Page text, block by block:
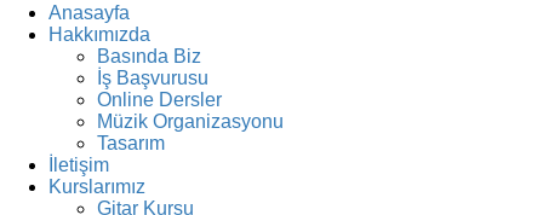
Anasayfa
Hakkımızda
Basında Biz
İş Başvurusu
Online Dersler
Müzik Organizasyonu
Tasarım
İletişim
Kurslarımız
Gitar Kursu